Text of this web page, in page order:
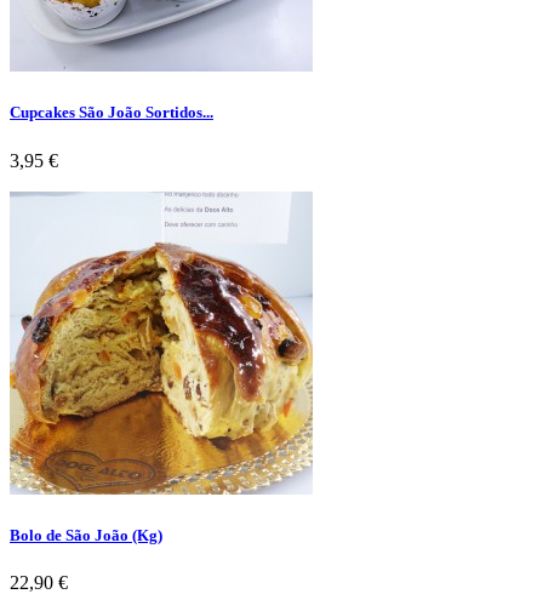
Cupcakes São João Sortidos...
Preço
3,95 €
Bolo de São João (Kg)
Preço
22,90 €